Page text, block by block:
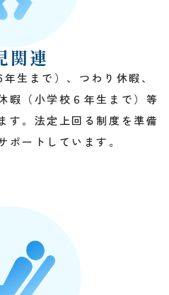
関連
生まで）、つわり休暇、
暇（小学校６年生まで）等
す。法定上回る制度を準備
ポートしています。